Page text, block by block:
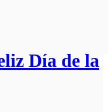
Día de la